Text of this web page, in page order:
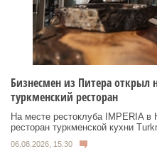
Бизнесмен из Питера открыл
туркменский ресторан
На месте рестоклуба IMPERIA
ресторан туркменской кухни
06.08.2026, 15:30